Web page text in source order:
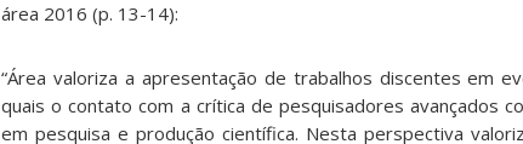
área 2016 (p. 13-14):
“Área valoriza a apresentação de trabalhos discentes em
quais o contato com a crítica de pesquisadores avançados
em pesquisa e produção científica. Nesta perspectiva